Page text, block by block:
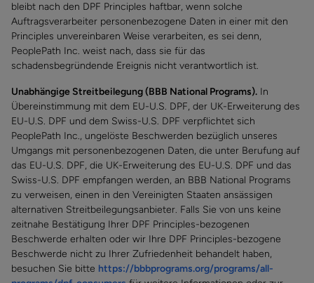
bleibt nach den DPF Principles haftbar, wenn solche
Auftragsverarbeiter personenbezogene Daten in einer mit den
Principles unvereinbaren Weise verarbeiten, es sei denn,
PeoplePath Inc. weist nach, dass sie für das
schadensbegründende Ereignis nicht verantwortlich ist.
Unabhängige Streitbeilegung (BBB National Programs). In
Übereinstimmung mit dem EU-U.S. DPF, der UK-Erweiterung des
EU-U.S. DPF und dem Swiss-U.S. DPF verpflichtet sich
PeoplePath Inc., ungelöste Beschwerden bezüglich unseres
Umgangs mit personenbezogenen Daten, die unter Berufung auf
das EU-U.S. DPF, die UK-Erweiterung des EU-U.S. DPF und das
Swiss-U.S. DPF empfangen werden, an BBB National Programs
zu verweisen, einen in den Vereinigten Staaten ansässigen
alternativen Streitbeilegungsanbieter. Falls Sie von uns keine
zeitnahe Bestätigung Ihrer DPF Principles-bezogenen
Beschwerde erhalten oder wir Ihre DPF Principles-bezogene
Beschwerde nicht zu Ihrer Zufriedenheit behandelt haben,
besuchen Sie bitte https://bbbprograms.org/programs/all-